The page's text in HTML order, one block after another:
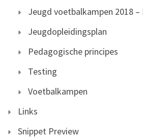
Jeugd voetbalkampen 2018 –
Jeugdopleidingsplan
Pedagogische principes
Testing
Voetbalkampen
Links
Snippet Preview